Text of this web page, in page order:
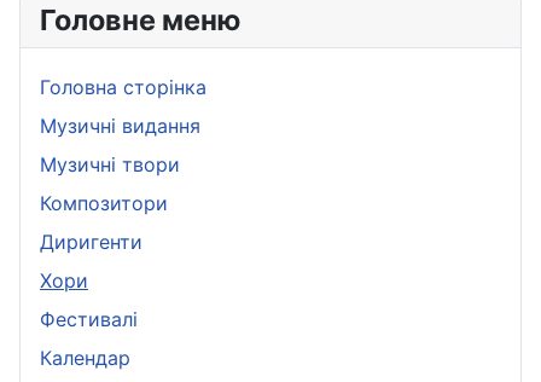
Головне меню
Головна сторінка
Музичні видання
Музичні твори
Композитори
Диригенти
Хори
Фестивалі
Календар